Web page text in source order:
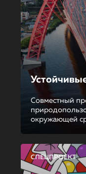
Совместный
окружающей
СПЕЦПРОЕКТ